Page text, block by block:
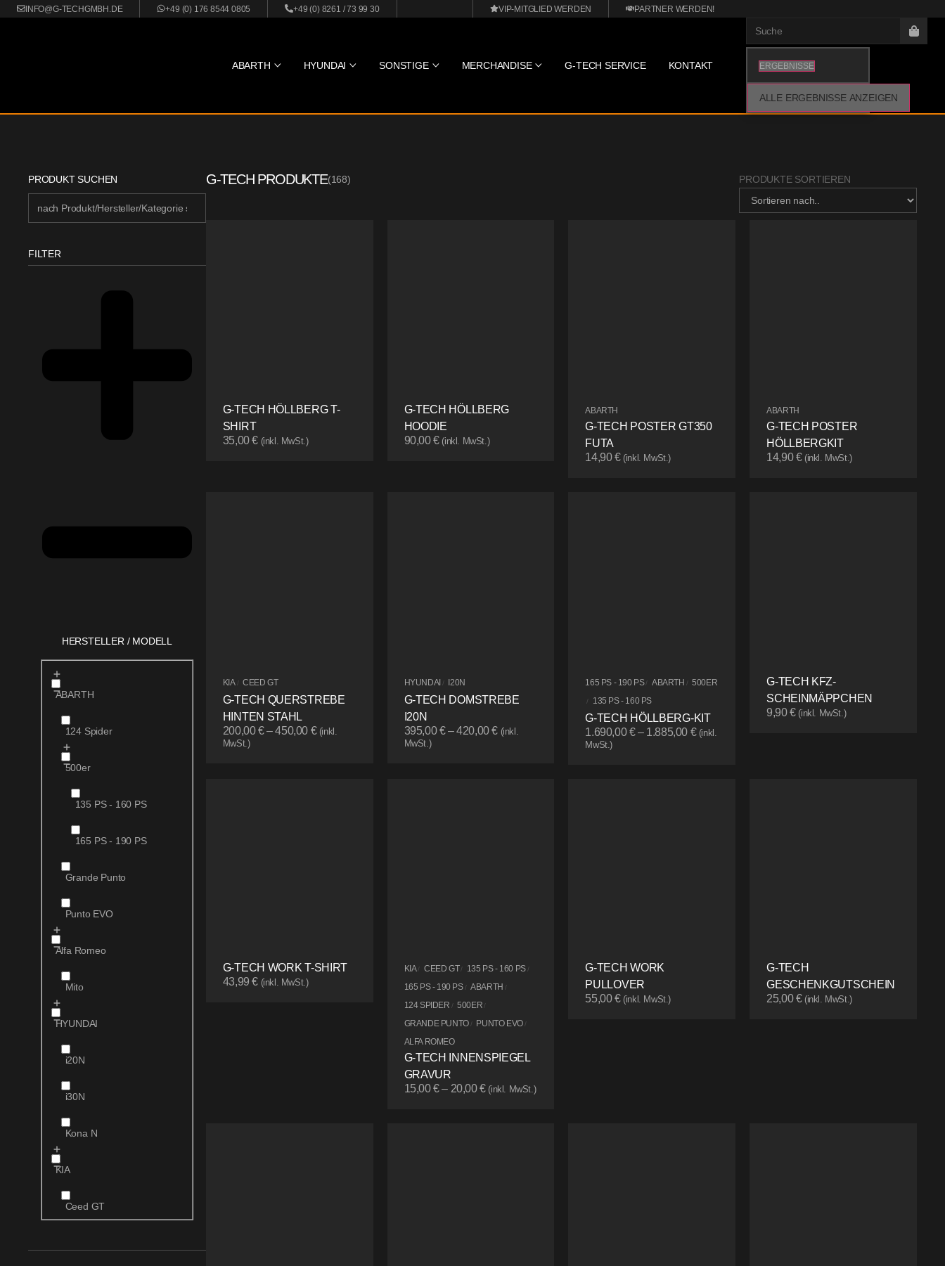
INFO@G-TECHGMBH.DE +49 (0) 176 8544 0805 +49 (0) 8261 / 73 99 30 VIP-MITGLIED WERDEN PARTNER WERDEN!
ABARTH HYUNDAI SONSTIGE MERCHANDISE G-TECH SERVICE KONTAKT ERGEBNISSE
ALLE ERGEBNISSE ANZEIGEN
PRODUKT SUCHEN
FILTER
HERSTELLER / MODELL
ABARTH
124 Spider
500er
135 PS - 160 PS
165 PS - 190 PS
Grande Punto
Punto EVO
Alfa Romeo
Mito
HYUNDAI
i20N
i30N
Kona N
KIA
Ceed GT
G-TECH PRODUKTE(168) PRODUKTE SORTIEREN
G-TECH HÖLLBERG T-
SHIRT
35,00€ (inkl. MwSt.)
G-TECH HÖLLBERG
HOODIE
90,00€ (inkl. MwSt.)
ABARTH
G-TECH POSTER GT350
FUTA
14,90€ (inkl. MwSt.)
ABARTH
G-TECH POSTER
HÖLLBERGKIT
14,90€ (inkl. MwSt.)
KIA / CEED GT
G-TECH QUERSTREBE
HINTEN STAHL
200,00€–450,00 € (inkl.
MwSt.)
HYUNDAI / I20N
G-TECH DOMSTREBE
I20N
395,00€–420,00€ (inkl.
MwSt.)
165 PS - 190 PS / ABARTH / 500ER
/ 135 PS - 160 PS
G-TECH HÖLLBERG-KIT
1.690,00€– 1.885,00 € (inkl.
MwSt.)
G-TECH KFZ-
SCHEINMÄPPCHEN
9,90€ (inkl. MwSt.)
G-TECH WORK T-SHIRT
43,99€ (inkl. MwSt.)
KIA/ CEED GT/ 135 PS - 160 PS/
165 PS - 190 PS / ABARTH /
124 SPIDER / 500ER /
GRANDE PUNTO / PUNTO EVO/
ALFA ROMEO
G-TECH INNENSPIEGEL
GRAVUR
15,00€– 20,00€ (inkl. MwSt.)
G-TECH WORK
PULLOVER
55,00€ (inkl. MwSt.)
G-TECH
GESCHENKGUTSCHEIN
25,00€ (inkl. MwSt.)